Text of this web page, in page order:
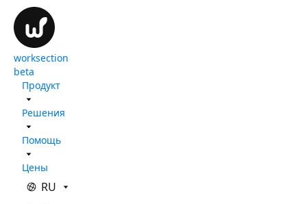
worksection
beta
Продукт
Решения
Помощь
Цены
RU